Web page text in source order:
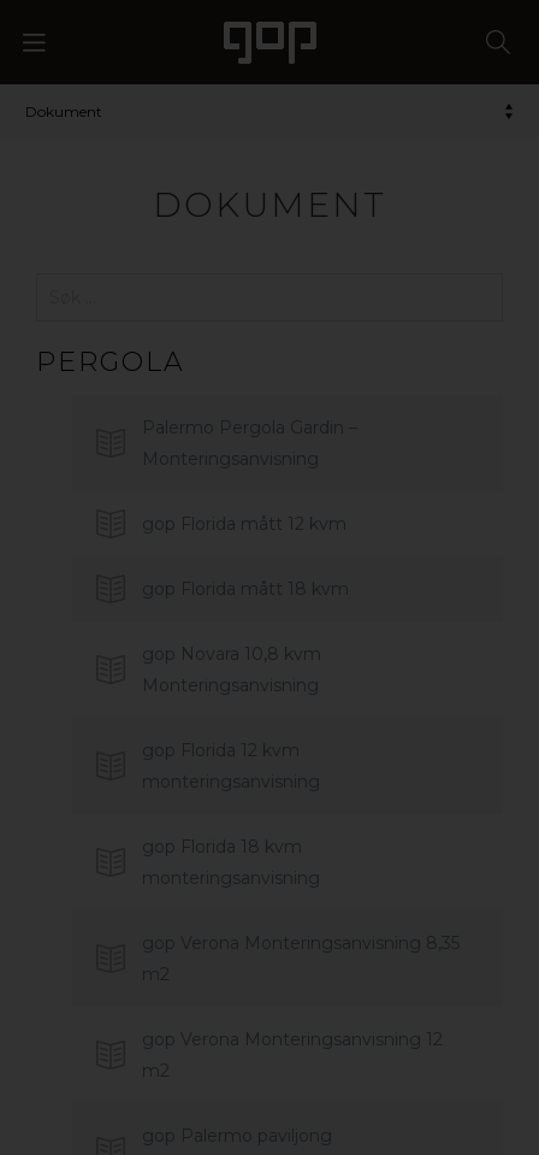
Dokument
DOKUMENT
PERGOLA
Palermo Pergola Gardin –
Monteringsanvisning
gop Florida mått 12 kvm
gop Florida mått 18 kvm
gop Novara 10,8 kvm
Monteringsanvisning
gop Florida 12 kvm
monteringsanvisning
gop Florida 18 kvm
monteringsanvisning
gop Verona Monteringsanvisning 8,35
m2
gop Verona Monteringsanvisning 12
m2
gop Palermo paviljong